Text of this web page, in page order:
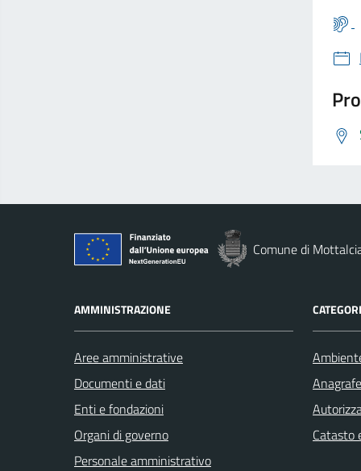
Comune di
AMMINISTRAZIONE
Aree amministrative
Documenti e dati
Enti e fondazioni
Organi di governo
Personale amministrativo
Catasto